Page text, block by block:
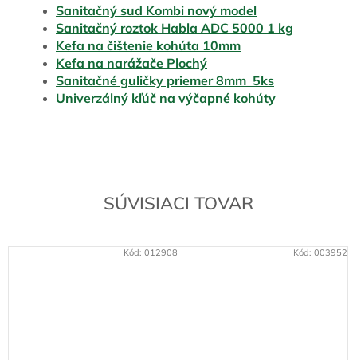
SÚVISIACI TOVAR
Kód: 012908 Kód: 003952
Sanitačný sud Kombi nový model
Sanitačný roztok Habla ADC 5000 1 kg
Kefa na čištenie kohúta 10mm
Kefa na narážače Plochý
Sanitačné guličky priemer 8mm 5ks
Univerzálný kľúč na výčapné kohúty